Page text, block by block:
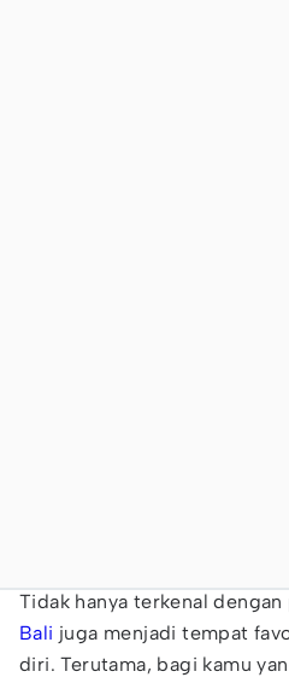
Tidak hanya terkenal
Bali juga menjadi tempat
diri. Terutama, bagi kamu